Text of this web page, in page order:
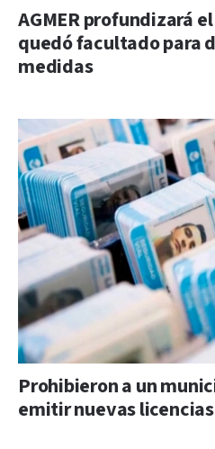
AGMER profundizará
quedó facultado para
medidas
Prohibieron a un
emitir nuevas